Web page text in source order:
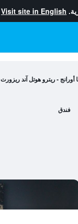
Visit site in English
أورانج - ريترو هوتل آند ريزورت
فندق